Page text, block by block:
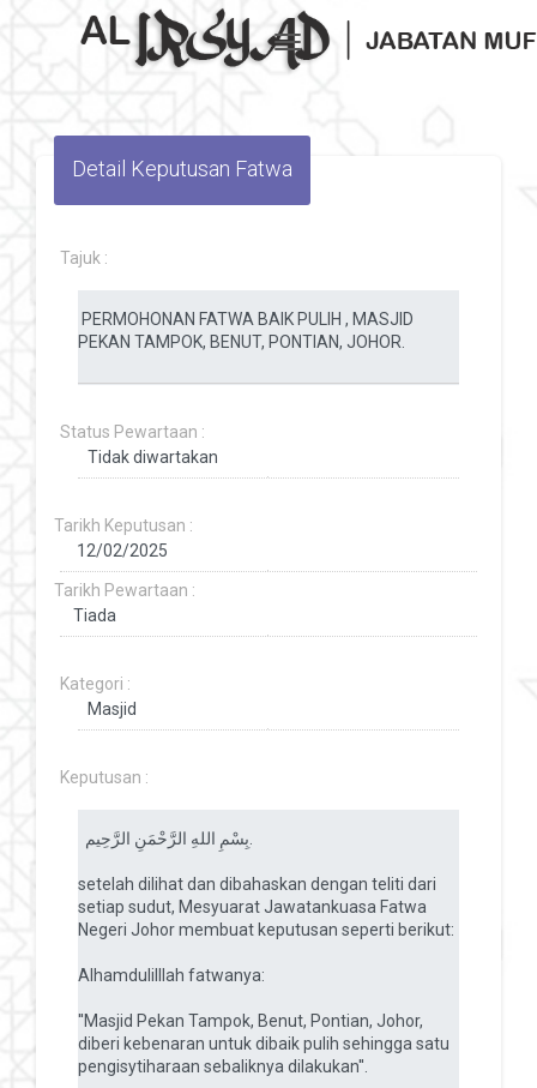
Toggle navigation
Detail Keputusan Fatwa
Tajuk :
Status Pewartaan :
Tarikh Keputusan :
Tarikh Pewartaan :
Kategori :
Keputusan :